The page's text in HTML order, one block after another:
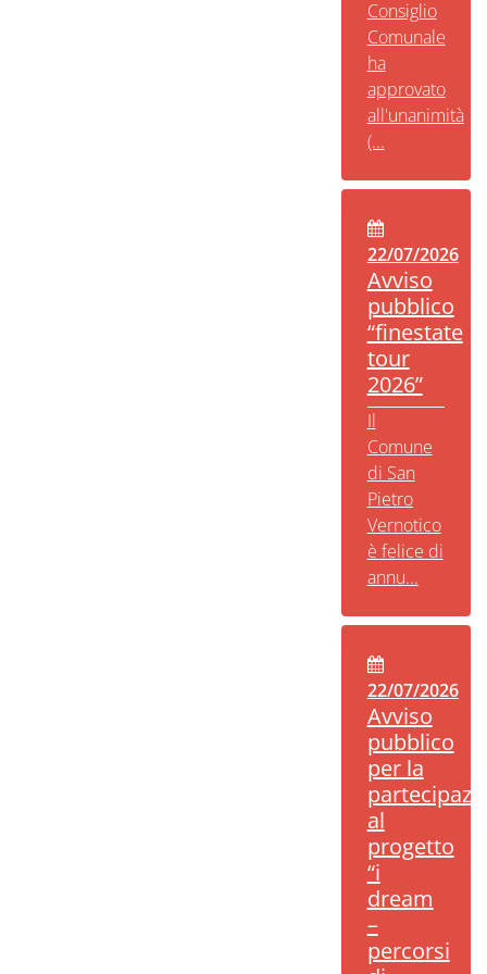
Consiglio
Comunale
ha
approvato
all'unanimità
(...
22/07/2026
Avviso
pubblico
“finestate
tour
2026”
Il
Comune
di San
Pietro
Vernotico
è felice di
annu...
22/07/2026
Avviso
pubblico
per la
al
progetto
“i
dream
–
percorsi